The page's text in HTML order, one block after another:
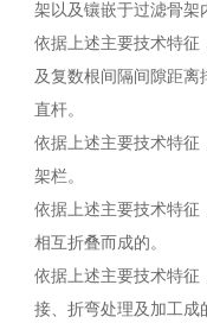
架以及镶嵌于过滤骨架
依据上述主要技术特征
及复数根间隔间隙距离
直杆。
依据上述主要技术特征
架栏。
依据上述主要技术特征
相互折叠而成的。
依据上述主要技术特征
接、折弯处理及加工成